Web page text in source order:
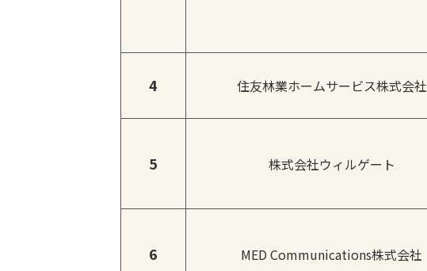
4 住友林業ホームサービス株式会社
5 株式会社ウィルゲート
6 MED Communications株式会社